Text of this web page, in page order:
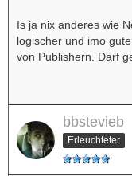
Is ja nix anderes wie
logischer und imo
von Publishern. Darf
bbstevieb
Erleuchteter